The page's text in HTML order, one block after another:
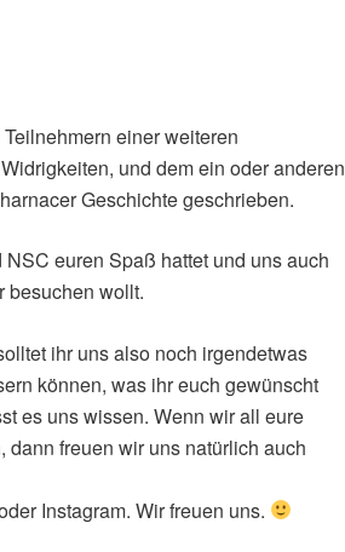
einer weiteren
und dem ein oder anderen
Geschichte geschrieben.
euren Spaß hattet und uns auch
besuchen wollt.
ihr uns also noch irgendetwas
können, was ihr euch gewünscht
es uns wissen. Wenn wir all eure
freuen wir uns natürlich auch
Instagram. Wir freuen uns.